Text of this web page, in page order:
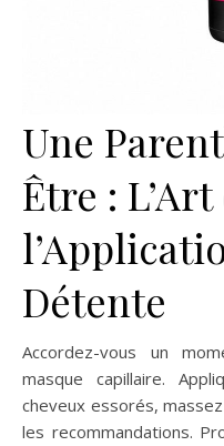
Une
Être : L’Art
Détente
Accordez-vous un
masque capillaire.
cheveux essorés,
les recommandations.